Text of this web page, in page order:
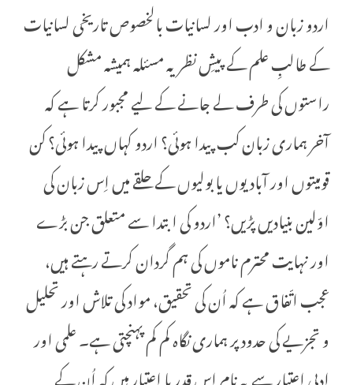
اردو زبان و ادب اور لسانیات بالخصوص تاریخی لسانیات
کے طالبِ علم کے پیشِ نظر یہ مسئلہ ہمیشہ مشکل
راستوں کی طرف لے جانے کے لیے مجبور کرتا ہے کہ
آخر ہماری زبان کب پیدا ہوئی؟ اردو کہاں پیدا ہوئی؟ کن
قومیتوں اور آبادیوں یا بولیوں کے حلقے میں اِس زبان کی
اوّلین بنیادیں پڑیں؟ ’اردو کی ابتدا سے متعلق جن بڑے
اور نہایت محترم ناموں کی ہم گردان کرتے رہتے ہیں،
عجب اتّفاق ہے کہ اُن کی تحقیق، مواد کی تلاش اور تحلیل
و تجزیے کی حدود پر ہماری نگاہ کم کم پہنچتی ہے۔ علمی اور
ادبی اعتبار سے یہ نام اِس قدر با اعتبار ہیں کہ اُن کے